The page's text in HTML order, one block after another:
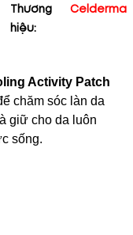
Thương
hiệu:
Celderma
Activity Patch
chăm sóc làn da
giữ cho da luôn
sống.